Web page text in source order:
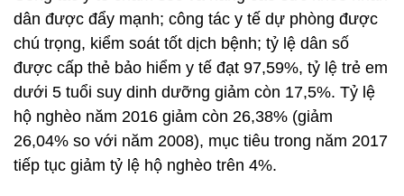
dân được đẩy mạnh; công tác y tế dự phòng được
chú trọng, kiểm soát tốt dịch bệnh; tỷ lệ dân số
được cấp thẻ bảo hiểm y tế đạt 97,59%, tỷ lệ trẻ em
dưới 5 tuổi suy dinh dưỡng giảm còn 17,5%. Tỷ lệ
hộ nghèo năm 2016 giảm còn 26,38% (giảm
26,04% so với năm 2008), mục tiêu trong năm 2017
tiếp tục giảm tỷ lệ hộ nghèo trên 4%.